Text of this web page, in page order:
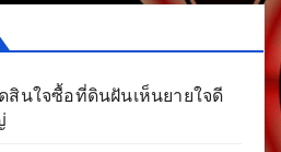
สินใจซื้อที่ดินฝันเห็นยายใจดี